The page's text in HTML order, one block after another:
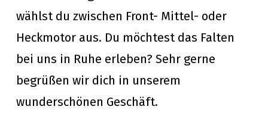
wählst du zwischen Front- Mittel- oder
Heckmotor aus. Du möchtest das Falten
bei uns in Ruhe erleben? Sehr gerne
begrüßen wir dich in unserem
wunderschönen Geschäft.